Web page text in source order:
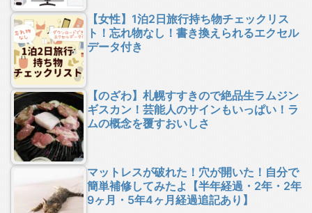
【女性】1泊2日旅行持ち物チェックリス
ト！忘れ物なし！書き換えられるエクセル
データ付き
【のざわ】札幌すすきので絶品生ラムジン
ギスカン！芸能人のサインもいっぱい！ラ
ムの概念を覆すおいしさ
マットレスが破れた！穴が開いた！自分で
簡単補修してみたよ【半年経過・2年・2年
9ヶ月・5年4ヶ月経過追記あり】